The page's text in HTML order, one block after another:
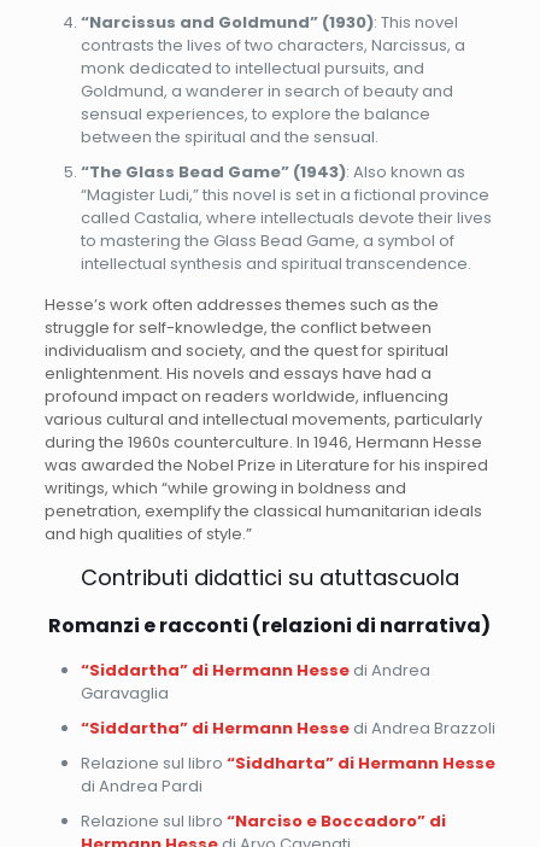
“Narcissus and Goldmund” (1930): This novel
contrasts the lives of two characters, Narcissus, a
monk dedicated to intellectual pursuits, and
Goldmund, a wanderer in search of beauty and
sensual experiences, to explore the balance
between the spiritual and the sensual.
“The Glass Bead Game” (1943): Also known as
“Magister Ludi,” this novel is set in a fictional province
called Castalia, where intellectuals devote their lives
to mastering the Glass Bead Game, a symbol of
intellectual synthesis and spiritual transcendence.
Hesse’s work often addresses themes such as the
struggle for self-knowledge, the conflict between
individualism and society, and the quest for spiritual
enlightenment. His novels and essays have had a
profound impact on readers worldwide, influencing
various cultural and intellectual movements, particularly
during the 1960s counterculture. In 1946, Hermann Hesse
was awarded the Nobel Prize in Literature for his inspired
writings, which “while growing in boldness and
penetration, exemplify the classical humanitarian ideals
and high qualities of style.”
Contributi didattici su atuttascuola
Romanzi e racconti (relazioni di narrativa)
“Siddartha” di Hermann Hessedi Andrea
Garavaglia
“Siddartha” di Hermann Hessedi Andrea Brazzoli
Relazione sul libro “Siddharta” di Hermann Hesse
di Andrea Pardi
Relazione sul libro “Narciso e Boccadoro” di